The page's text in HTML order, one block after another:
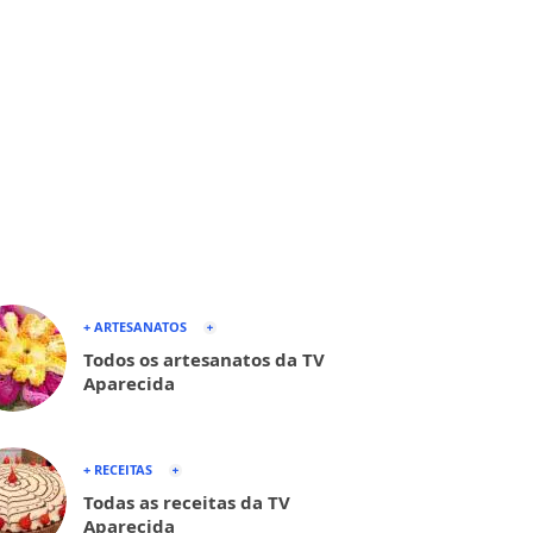
+ ARTESANATOS
Todos os artesanatos da TV
Aparecida
+ RECEITAS
Todas as receitas da TV
Aparecida